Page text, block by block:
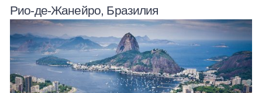
Рио-де-Жанейро, Бразилия